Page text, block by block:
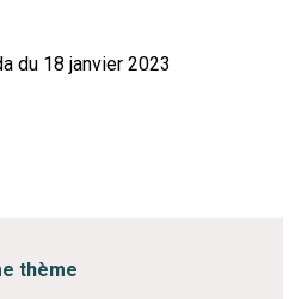
du 18 janvier 2023
thème